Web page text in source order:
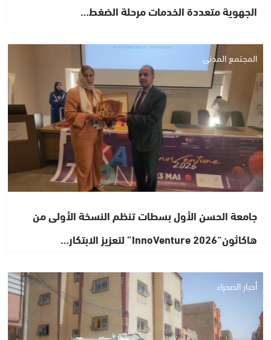
الجهوية متعددة الخدمات مرحلة الضغط…
المجتمع المدني
جامعة الحسن الأول بسطات تنظم النسخة الأولى من
هاكاثون“InnoVenture 2026” لتعزيز الابتكار…
أخبار الصحراء